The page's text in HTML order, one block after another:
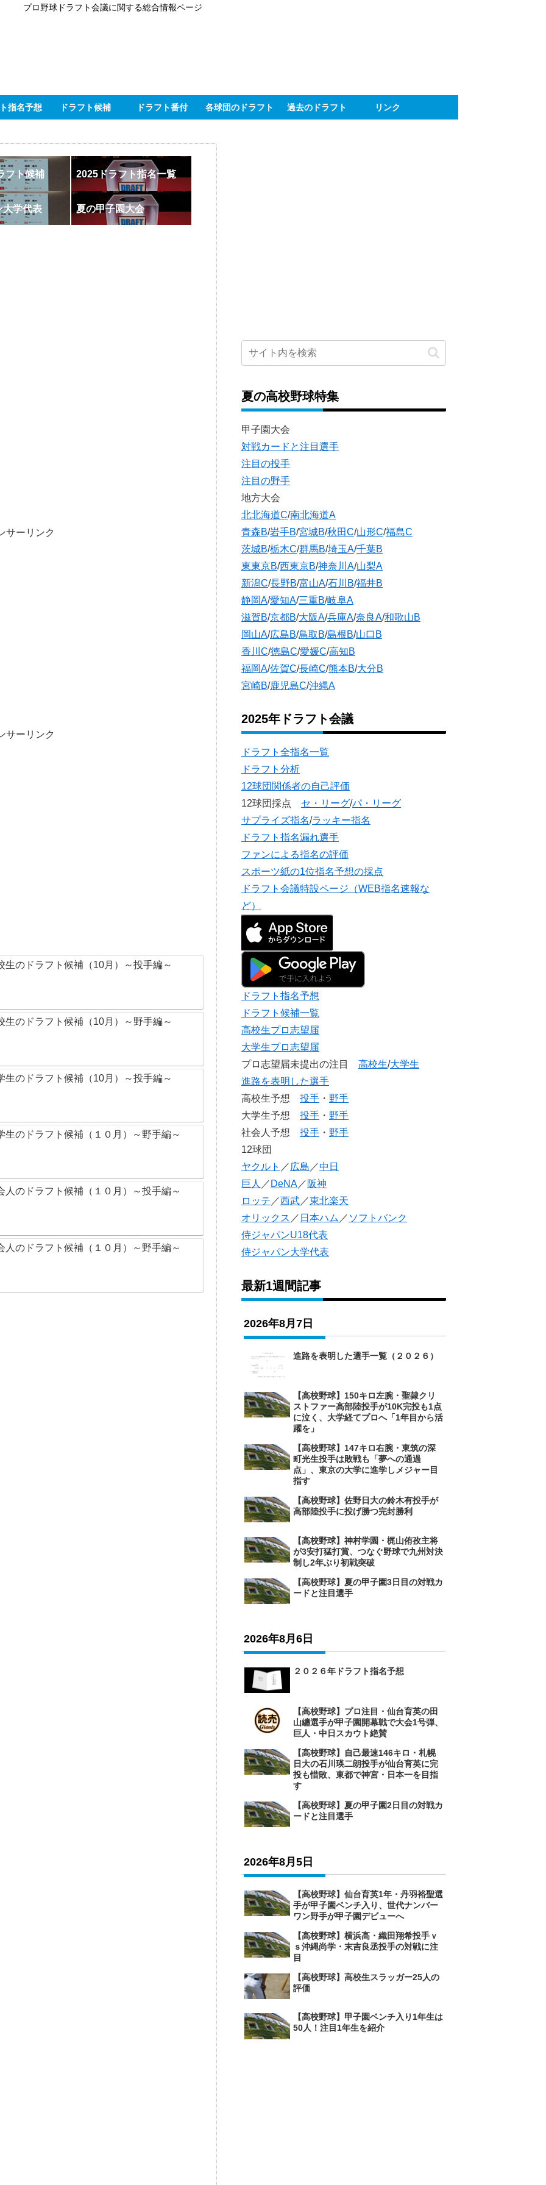
プロ野球ドラフト会議に関する総合情報ページ
指名予想 ドラフト候補 ドラフト番付 各球団のドラフト 過去のドラフト リンク
フト候補 2025ドラフト指名一覧
大学代表 夏の甲子園大会
サーリンク
サーリンク
生のドラフト候補（10月）～投手編～
生のドラフト候補（10月）～野手編～
生のドラフト候補（10月）～投手編～
生のドラフト候補（１０月）～野手編～
人のドラフト候補（１０月）～投手編～
人のドラフト候補（１０月）～野手編～
夏の高校野球特集
甲子園大会
対戦カードと注目選手
注目の投手
注目の野手
地方大会
北北海道C/南北海道A
青森B/岩手B/宮城B/秋田C/山形C/福島C
茨城B/栃木C/群馬B/埼玉A/千葉B
東東京B/西東京B/神奈川A/山梨A
新潟C/長野B/富山A/石川B/福井B
静岡A/愛知A/三重B/岐阜A
滋賀B/京都B/大阪A/兵庫A/奈良A/和歌山B
岡山A/広島B/鳥取B/島根B/山口B
香川C/徳島C/愛媛C/高知B
福岡A/佐賀C/長崎C/熊本B/大分B
宮崎B/鹿児島C/沖縄A
2025年ドラフト会議
ドラフト全指名一覧
ドラフト分析
12球団関係者の自己評価
12球団採点 セ・リーグ/パ・リーグ
サプライズ指名/ラッキー指名
ドラフト指名漏れ選手
ファンによる指名の評価
スポーツ紙の1位指名予想の採点
ドラフト会議特設ページ（WEB指名速報な
ど）
ドラフト指名予想
ドラフト候補一覧
高校生プロ志望届
大学生プロ志望届
プロ志望届未提出の注目 高校生/大学生
進路を表明した選手
高校生予想 投手 ・ 野手
大学生予想 投手 ・ 野手
社会人予想 投手 ・ 野手
12球団
ヤクルト ／ 広島 ／中日
巨人 ／ DeNA ／ 阪神
ロッテ ／西武 ／東北楽天
オリックス ／ 日本ハム ／ ソフトバンク
侍ジャパンU18代表
侍ジャパン大学代表
最新1週間記事
2026年8月7日
進路を表明した選手一覧（２０２６）
【高校野球】150キロ左腕・聖隷クリ
ストファー高部陸投手が10K完投も1点
に泣く、大学経てプロへ「1年目から活
躍を」
【高校野球】147キロ右腕・東筑の深
町光生投手は敗戦も「夢への通過
点」、東京の大学に進学しメジャー目
指す
【高校野球】佐野日大の鈴木有投手が
高部陸投手に投げ勝つ完封勝利
【高校野球】神村学園・梶山侑孜主将
が3安打猛打賞、つなぐ野球で九州対決
制し2年ぶり初戦突破
【高校野球】夏の甲子園3日目の対戦カ
ードと注目選手
2026年8月6日
２０２６年ドラフト指名予想
【高校野球】プロ注目・仙台育英の田
山纏選手が甲子園開幕戦で大会1号弾、
巨人・中日スカウト絶賛
【高校野球】自己最速146キロ・札幌
日大の石川瑛二朗投手が仙台育英に完
投も惜敗、東都で神宮・日本一を目指
す
【高校野球】夏の甲子園2日目の対戦カ
ードと注目選手
2026年8月5日
【高校野球】仙台育英1年・丹羽裕聖選
手が甲子園ベンチ入り、世代ナンバー
ワン野手が甲子園デビューへ
【高校野球】横浜高・織田翔希投手ｖ
ｓ沖縄尚学・末吉良丞投手の対戦に注
目
【高校野球】高校生スラッガー25人の
評価
【高校野球】甲子園ベンチ入り1年生は
50人！注目1年生を紹介